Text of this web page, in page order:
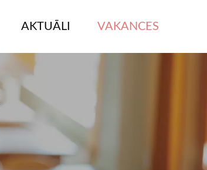
AKTUĀLI VAKANCES